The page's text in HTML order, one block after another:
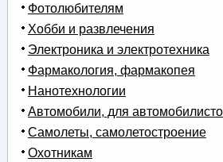
Фотолюбителям
Хобби и развлечения
Электроника и электротехника
Фармакология, фармакопея
Нанотехнологии
Автомобили, для
Самолеты, самолетостроение
Охотникам